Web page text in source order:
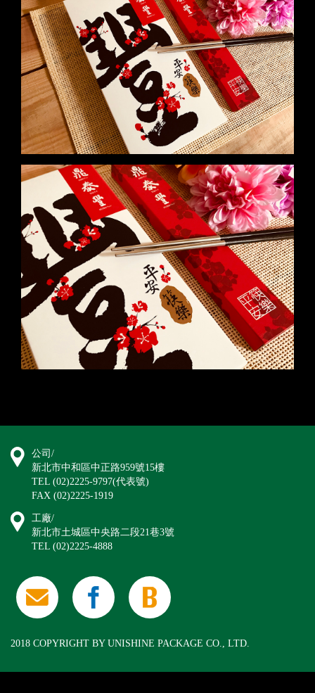
公司/
新北市中和區中正路959號15樓
TEL (02)2225-9797(代表號)
FAX (02)2225-1919
工廠/
新北市土城區中央路二段21巷3號
TEL (02)2225-4888
2018 COPYRIGHT BY UNISHINE PACKAGE CO., LTD.